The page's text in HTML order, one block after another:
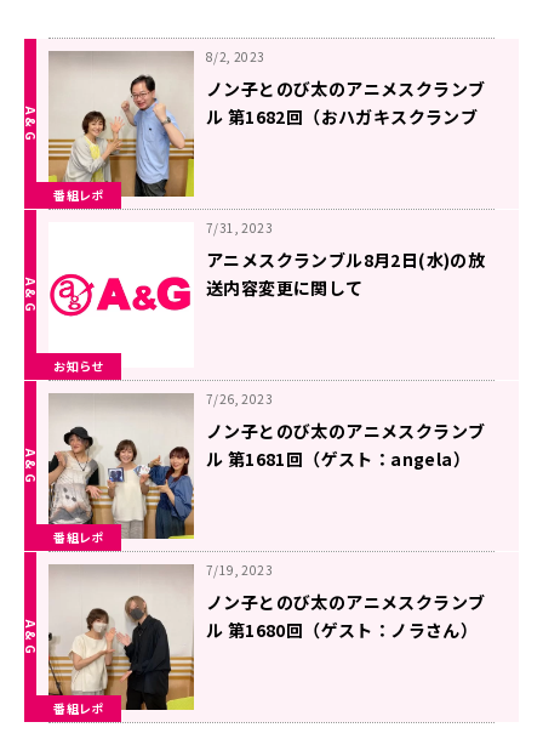
番組レポ
8/2, 2023
ノン子とのび太のアニメスクランブ
ル 第1682回（おハガキスクランブ
お知らせ
7/31, 2023
アニメスクランブル8月2日(水)の放
送内容変更に関して
番組レポ
7/26, 2023
ノン子とのび太のアニメスクランブ
ル 第1681回（ゲスト：angela）
番組レポ
7/19, 2023
ノン子とのび太のアニメスクランブ
ル 第1680回（ゲスト：ノラさん）